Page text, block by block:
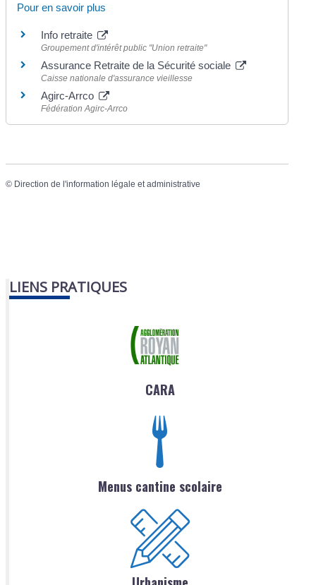
Pour en savoir plus
Info retraite
Groupement d'intérêt public "Union retraite"
Assurance Retraite de la Sécurité sociale
Caisse nationale d'assurance vieillesse
Agirc-Arrco
Fédération Agirc-Arrco
© Direction de l'information légale et administrative
LIENS PRATIQUES
CARA
Menus cantine scolaire